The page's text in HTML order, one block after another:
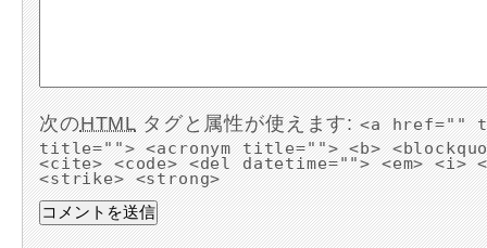
次のHTMLタグと属性が使えます:<a href=""
title=""> <acronym title=""> <b>
<cite> <code> <del datetime=""> <em> <i>
<strike> <strong>